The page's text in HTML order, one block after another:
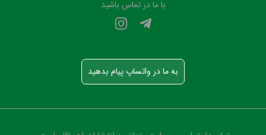
با ما در تماس باشید
به ما در واتساپ پیام بدهید